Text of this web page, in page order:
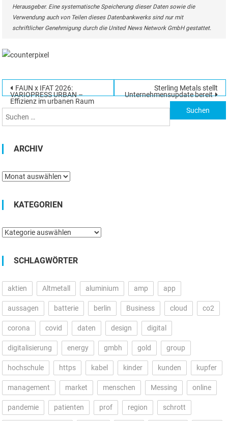
Herausgeber. Eine systematische Speicherung dieser Daten sowie die
Verwendung auch von Teilen dieses Datenbankwerks sind nur mit
schriftlicher Genehmigung durch die United News Network GmbH gestattet.
Beitragsnavigation
FAUN x IFAT 2026:
VARIOPRESS URBAN –
Effizienz im urbanen Raum
Sterling Metals stellt
Unternehmensupdate bereit
Suchen
ARCHIV
Archiv
KATEGORIEN
Kategorien
SCHLAGWÖRTER
aktien Altmetall aluminium amp app
aussagen batterie berlin Business cloud co2
corona covid daten design digital
digitalisierung energy gmbh gold group
hochschule https kabel kinder kunden kupfer
management market menschen Messing online
pandemie patienten prof region schrott